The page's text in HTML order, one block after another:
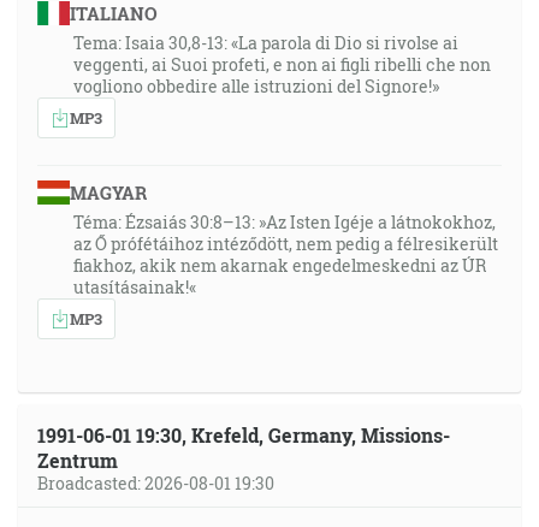
ITALIANO
Tema: Isaia 30,8-13: «La parola di Dio si rivolse ai
veggenti, ai Suoi profeti, e non ai figli ribelli che non
vogliono obbedire alle istruzioni del Signore!»
MP3
MAGYAR
Téma: Ézsaiás 30:8–13: »Az Isten Igéje a látnokokhoz,
az Ő prófétáihoz intéződött, nem pedig a félresikerült
fiakhoz, akik nem akarnak engedelmeskedni az ÚR
utasításainak!«
MP3
1991-06-01 19:30, Krefeld, Germany, Missions-
Zentrum
Broadcasted: 2026-08-01 19:30